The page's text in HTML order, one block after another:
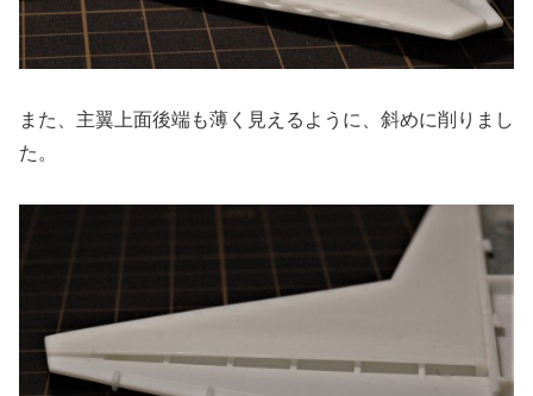
また、主翼上面後端も薄く見えるように、斜めに削りまし
た。